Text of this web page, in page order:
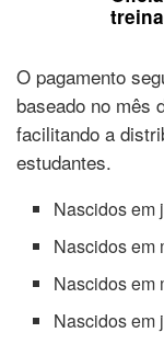
O pagamento
baseado no mês
facilitando a
estudantes.
Nascidos em
Nascidos em
Nascidos em
Nascidos em